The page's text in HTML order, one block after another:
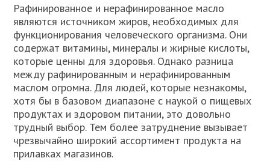
Рафинированное и нерафинированное масло
являются источником жиров, необходимых для
функционирования человеческого организма. Они
содержат витамины, минералы и жирные кислоты,
которые ценны для здоровья. Однако разница
между рафинированным и нерафинированным
маслом огромна. Для людей, которые незнакомы,
хотя бы в базовом диапазоне с наукой о пищевых
продуктах и здоровом питании, это довольно
трудный выбор. Тем более затруднение вызывает
чрезвычайно широкий ассортимент продукта на
прилавках магазинов.